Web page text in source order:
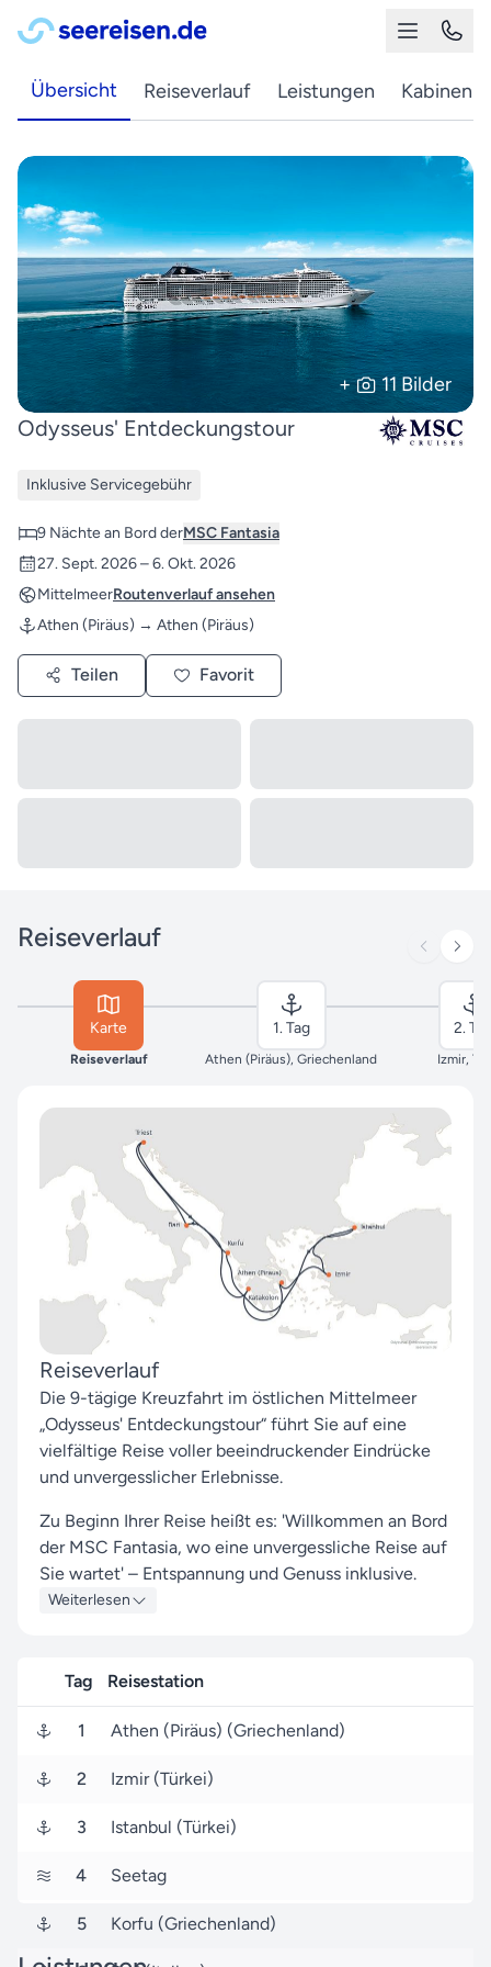
Übersicht Reiseverlauf Leistungen Kabinen
+ 11 Bilder
Odysseus' Entdeckungstour
Inklusive Servicegebühr
9 Nächte an Bord derMSC Fantasia
27. Sept. 2026 – 6. Okt. 2026
MittelmeerRoutenverlauf ansehen
Athen (Piräus) → Athen (Piräus)
Teilen Favorit
Reiseverlauf
Karte
Reiseverlauf
1. Tag
Athen (Piräus), Griechenland
2.
Izmir,
Reiseverlauf
Die 9-tägige Kreuzfahrt im östlichen Mittelmeer
„Odysseus' Entdeckungstour“ führt Sie auf eine
vielfältige Reise voller beeindruckender Eindrücke
und unvergesslicher Erlebnisse.
Zu Beginn Ihrer Reise heißt es: 'Willkommen an Bord
der MSC Fantasia, wo eine unvergessliche Reise auf
Sie wartet' – Entspannung und Genuss inklusive.
einzigartigen Sehenswürdigkeiten und lebendigen
Eindrücken auf Sie warten.
Ihre Kreuzfahrt startet am 27. September 2026 in
Athen (Piräus) (Griechenland), und nach 9 Tagen
endet sie am 06. Oktober 2026 ebenfalls in Athen
(Piräus) (Griechenland).
Seereisen.de ist Ihr zuverlässiger Partner für MSC
Cruises-Reisen. Unser Ziel ist es, Ihnen mit unserer
Erfahrung und unseren Services ein
Weiterlesen
Tag Reisestation
1 Athen (Piräus) (Griechenland)
2 Izmir (Türkei)
3 Istanbul (Türkei)
4 Seetag
5 Korfu (Griechenland)